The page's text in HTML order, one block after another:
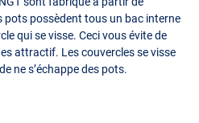
pots possèdent tous un bac interne
qui se visse. Ceci vous évite de
attractif. Les couvercles se visse
ne s’échappe des pots.